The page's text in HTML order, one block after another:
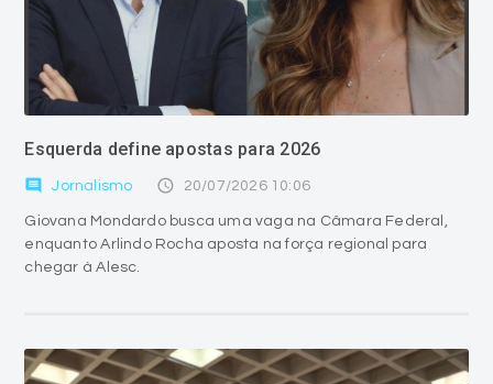
Esquerda define apostas para 2026
comment Jornalismo access_time 20/07/2026 10:06
Giovana Mondardo busca uma vaga na Câmara Federal,
enquanto Arlindo Rocha aposta na força regional para
chegar à Alesc.